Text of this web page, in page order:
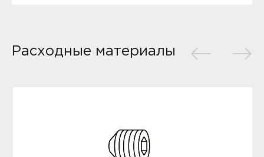
Расходные материалы